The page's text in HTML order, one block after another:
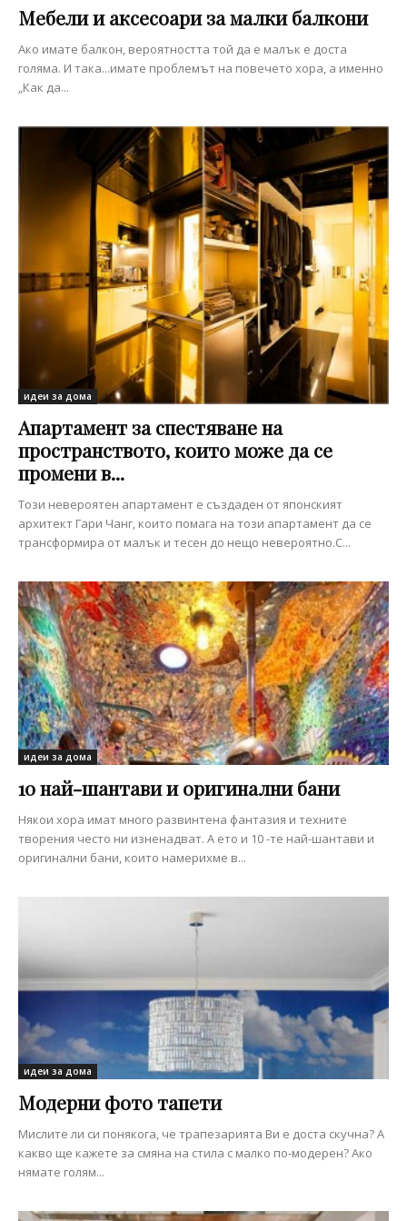
Мебели и аксесоари за малки балкони
Ако имате балкон, вероятността той да е малък е доста
голяма. И така...имате проблемът на повечето хора, а именно
„Как да...
идеи за дома
Апартамент за спестяване на
пространството, които може да се
промени в...
Този невероятен апартамент е създаден от японският
архитект Гари Чанг, които помага на този апартамент да се
трансформира от малък и тесен до нещо невероятно.С...
идеи за дома
10 най-шантави и оригинални бани
Някои хора имат много развинтена фантазия и техните
творения често ни изненадват. А ето и 10 -те най-шантави и
оригинални бани, които намерихме в...
идеи за дома
Модерни фото тапети
Мислите ли си понякога, че трапезарията Ви е доста скучна? А
какво ще кажете за смяна на стила с малко по-модерен? Ако
нямате голям...